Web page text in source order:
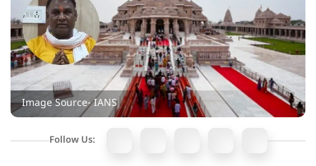
Image Source- IANS
Follow Us: